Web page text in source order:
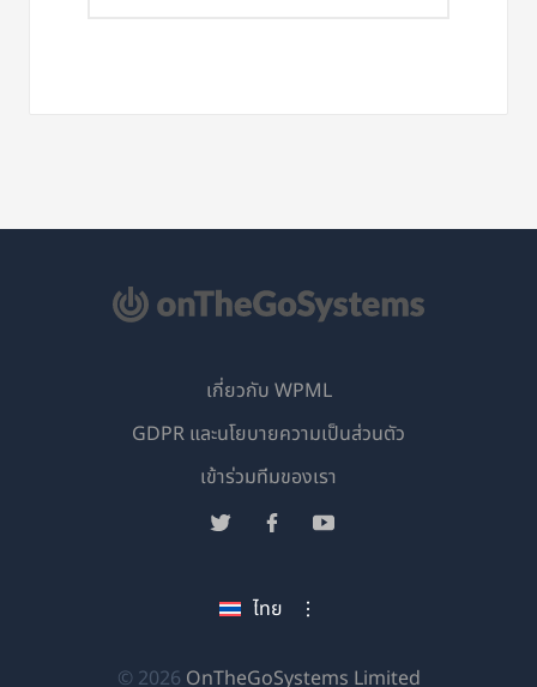
© 2026 OnTheGoSystems Limited(เปิด
ไทย
เกี่ยวกับ WPML
GDPR และนโยบายความเป็นส่วนตัว
เข้าร่วมทีมของเรา
(เปิด
ใหม่)
(เปิด
ใหม่)
(เปิด